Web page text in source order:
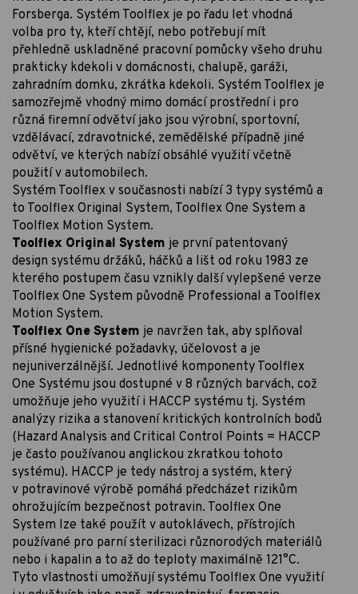
Forsberga. Systém Toolflex je po řadu let vhodná
volba pro ty, kteří chtějí, nebo potřebují mít
přehledně uskladněné pracovní pomůcky všeho druhu
prakticky kdekoli v domácnosti, chalupě, garáži,
zahradním domku, zkrátka kdekoli. Systém Toolflex je
samozřejmě vhodný mimo domácí prostřední i pro
různá firemní odvětví jako jsou výrobní, sportovní,
vzdělávací, zdravotnické, zemědělské případně jiné
odvětví, ve kterých nabízí obsáhlé využití včetně
použití v automobilech.
Systém Toolflex v současnosti nabízí 3 typy systémů a
to Toolflex Original System, Toolflex One System a
Toolflex Motion System.
Toolflex Original System je první patentovaný
design systému držáků, háčků a lišt od roku 1983 ze
kterého postupem času vznikly další vylepšené verze
Toolflex One System původně Professional a Toolflex
Motion System.
Toolflex One System je navržen tak, aby splňoval
přísné hygienické požadavky, účelovost a je
nejuniverzálnější. Jednotlivé komponenty Toolflex
One Systému jsou dostupné v 8 různých barvách, což
umožňuje jeho využití i HACCP systému tj. Systém
analýzy rizika a stanovení kritických kontrolních bodů
(Hazard Analysis and Critical Control Points = HACCP
je často používanou anglickou zkratkou tohoto
systému). HACCP je tedy nástroj a systém, který
v potravinové výrobě pomáhá předcházet rizikům
ohrožujícím bezpečnost potravin. Toolflex One
System lze také použít v autoklávech, přístrojích
používané pro parní sterilizaci různorodých materiálů
nebo i kapalin a to až do teploty maximálně 121°C.
Tyto vlastnosti umožňují systému Toolflex One využití